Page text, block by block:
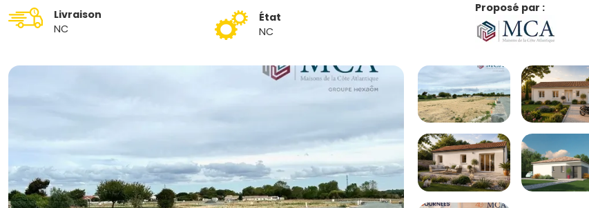
Livraison
NC
État
NC
Proposé par :